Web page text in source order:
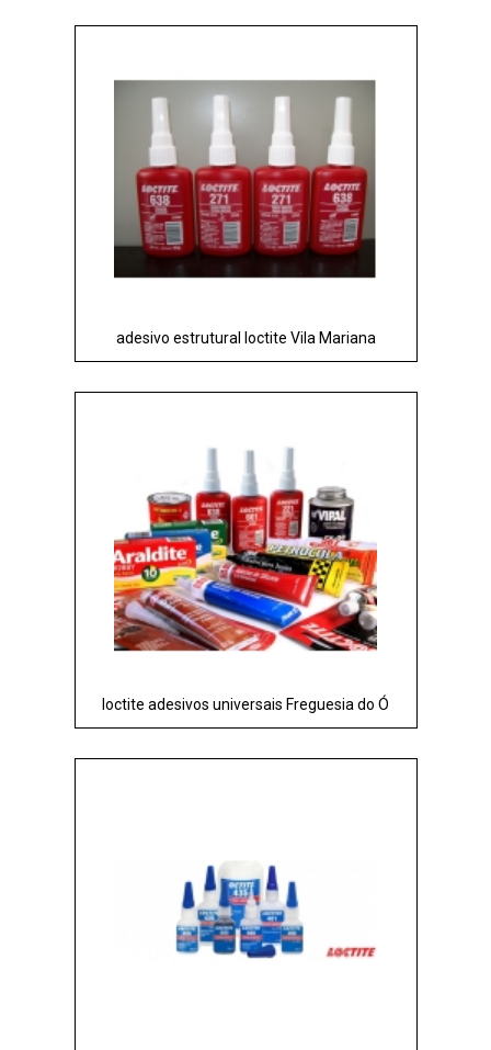
adesivo estrutural loctite Vila Mariana
loctite adesivos universais Freguesia do Ó